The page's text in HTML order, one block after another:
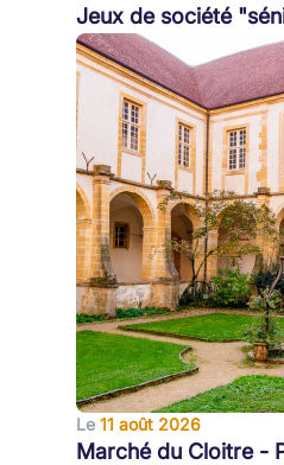
Jeux de société
Le 11 août 2026
Marché du Cloitre -